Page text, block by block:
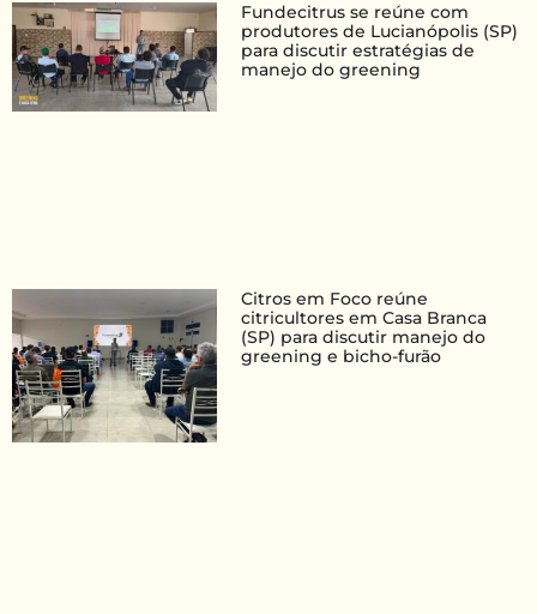
Fundecitrus se reúne com
produtores de Lucianópolis (SP)
para discutir estratégias de
manejo do greening
Citros em Foco reúne
citricultores em Casa Branca
(SP) para discutir manejo do
greening e bicho-furão